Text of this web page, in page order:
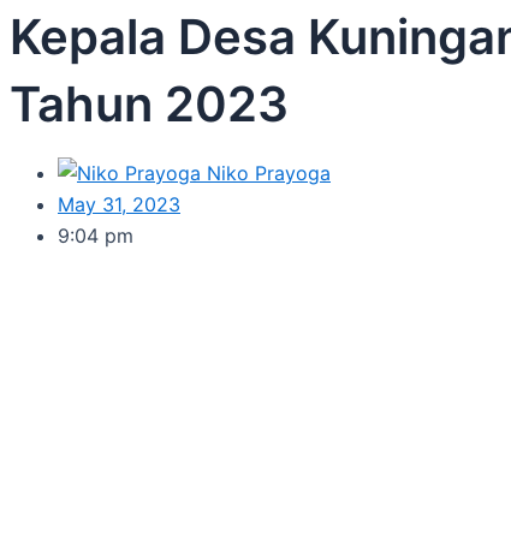
Kepala Desa
Tahun 2023
Niko Prayoga
May 31, 2023
9:04 pm